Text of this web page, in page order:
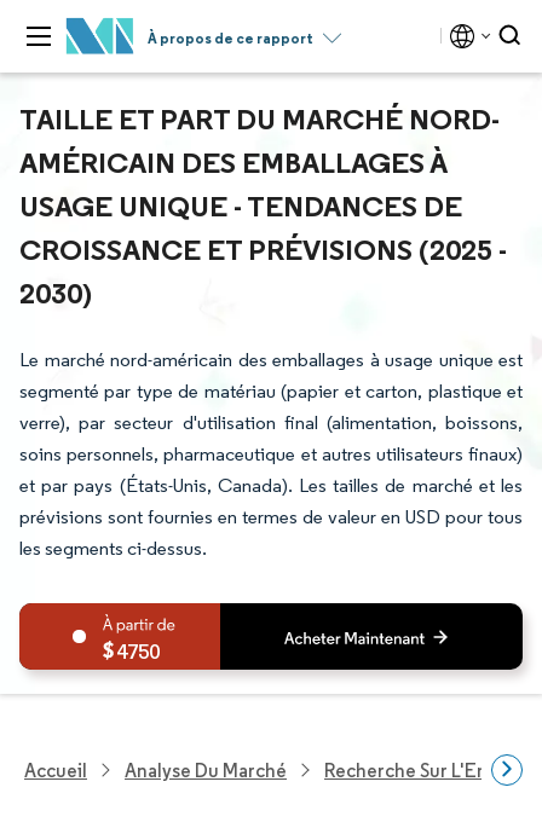
À propos de ce rapport
TAILLE ET PART DU MARCHÉ NORD-
AMÉRICAIN DES EMBALLAGES À
USAGE UNIQUE - TENDANCES DE
CROISSANCE ET PRÉVISIONS (2025 -
2030)
Le marché nord-américain des emballages à usage unique est
segmenté par type de matériau (papier et carton, plastique et
verre), par secteur d'utilisation final (alimentation, boissons,
soins personnels, pharmaceutique et autres utilisateurs finaux)
et par pays (États-Unis, Canada). Les tailles de marché et les
prévisions sont fournies en termes de valeur en USD pour tous
les segments ci-dessus.
4750
Accueil Analyse Du Marché Recherche Sur